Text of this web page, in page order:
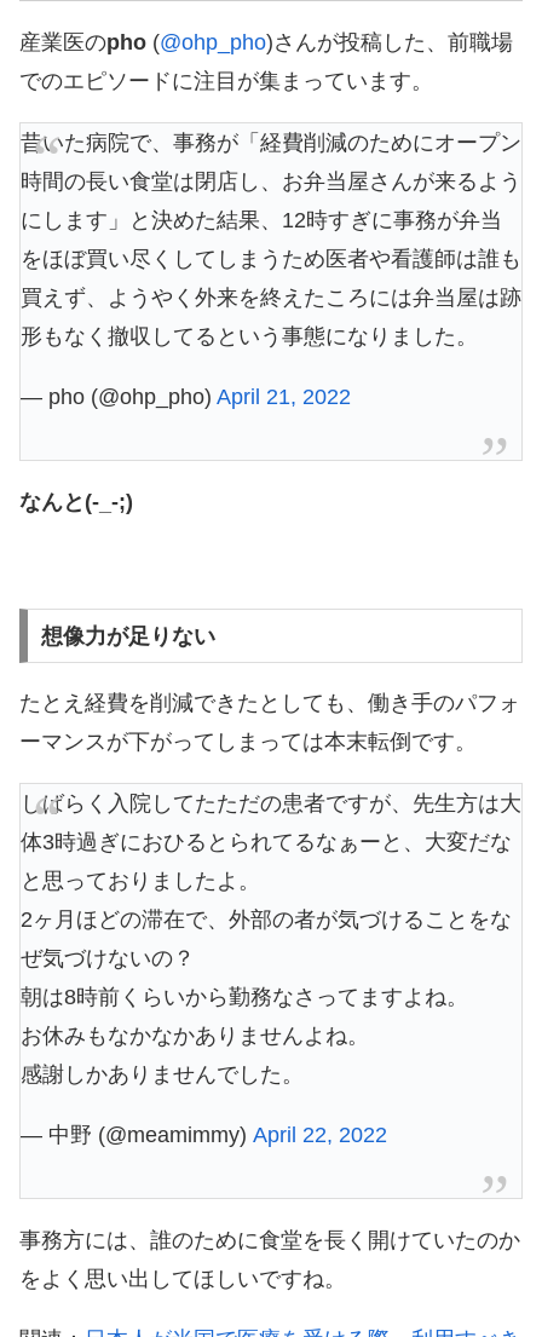
産業医のpho (@ohp_pho)さんが投稿した、前職場
でのエピソードに注目が集まっています。
昔いた病院で、事務が「経費削減のためにオープン
時間の長い食堂は閉店し、お弁当屋さんが来るよう
にします」と決めた結果、12時すぎに事務が弁当
をほぼ買い尽くしてしまうため医者や看護師は誰も
買えず、ようやく外来を終えたころには弁当屋は跡
形もなく撤収してるという事態になりました。
— pho (@ohp_pho) April 21, 2022
なんと(-_-;)
想像力が足りない
たとえ経費を削減できたとしても、働き手のパフォ
ーマンスが下がってしまっては本末転倒です。
しばらく入院してたただの患者ですが、先生方は大
体3時過ぎにおひるとられてるなぁーと、大変だな
と思っておりましたよ。
2ヶ月ほどの滞在で、外部の者が気づけることをな
ぜ気づけないの？
朝は8時前くらいから勤務なさってますよね。
お休みもなかなかありませんよね。
感謝しかありませんでした。
— 中野 (@meamimmy) April 22, 2022
事務方には、誰のために食堂を長く開けていたのか
をよく思い出してほしいですね。